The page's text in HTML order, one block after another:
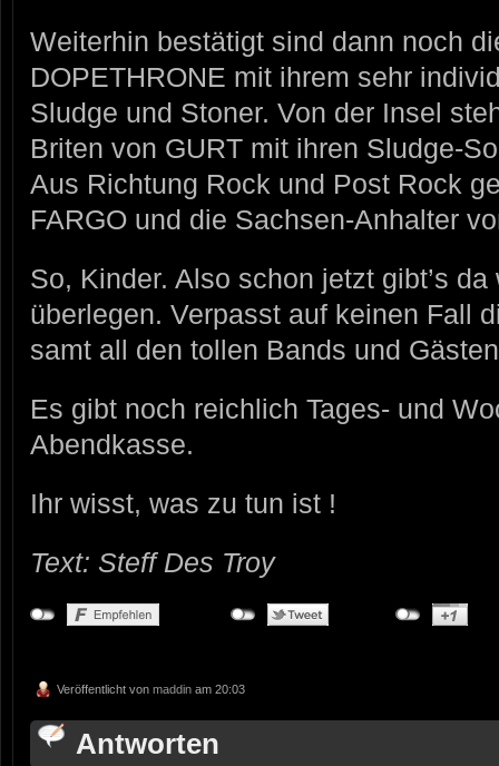
Weiterhin bestätigt sind dann noch
DOPETHRONE mit ihrem sehr
Sludge und Stoner. Von der Insel
Briten von GURT mit ihren Sludge-
Aus Richtung Rock und Post Rock
FARGO und die Sachsen-Anhalter
So, Kinder. Also schon jetzt gibt’s
überlegen. Verpasst auf keinen Fall
samt all den tollen Bands und
Es gibt noch reichlich Tages- und
Abendkasse.
Ihr wisst, was zu tun ist !
Text: Steff Des Troy
Veröffentlicht von maddin am 20:03
Antworten